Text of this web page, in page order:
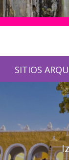
SITIOS